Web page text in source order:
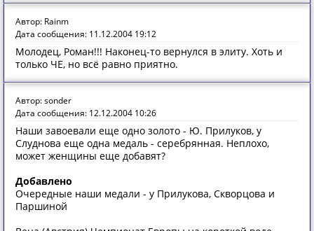
Автор: Rainm
Дата сообщения: 11.12.2004 19:12
Молодец, Роман!!! Наконец-то вернулся в элиту. Хоть и
только ЧЕ, но всё равно приятно.
Автор: sonder
Дата сообщения: 12.12.2004 10:26
Наши завоевали еще одно золото - Ю. Прилуков, у
Слуднова еще одна медаль - серебрянная. Неплохо,
может женщины еще добавят?
Добавлено
Очередные наши медали - у Прилукова, Скворцова и
Паршиной